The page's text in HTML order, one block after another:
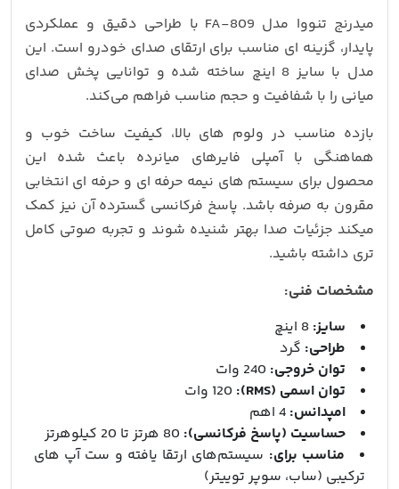
میدرنج تنووا مدل FA-809 با طراحی دقیق و عملکردی
پایدار، گزینه‌ ای مناسب برای ارتقای صدای خودرو است. این
مدل با سایز 8 اینچ ساخته شده و توانایی پخش صدای
میانی را با شفافیت و حجم مناسب فراهم می‌کند.
بازده مناسب در ولوم‌ های بالا، کیفیت ساخت خوب و
هماهنگی با آمپلی‌ فایرهای میانرده باعث شده این
محصول برای سیستم‌ های نیمه‌ حرفه‌ ای و حرفه‌ ای انتخابی
مقرون‌ به‌ صرفه باشد. پاسخ فرکانسی گسترده آن نیز کمک
میکند جزئیات صدا بهتر شنیده شوند و تجربه صوتی کامل
تری داشته باشید.
مشخصات فنی:
سایز:
طراحی: گرد
توان خروجی:
توان اسمی (RMS):
امپدانس:
حساسیت (پاسخ فرکانسی):
مناسب برای: سیستم‌های ارتقا یافته و ست‌ آپ‌ های
ترکیبی (ساب، سوپر توییتر)